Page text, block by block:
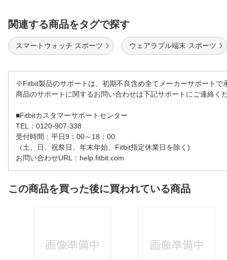
関連する商品をタグで探す
スマートウォッチ スポーツ ウェアラブル端末 スポーツ
※Fitbit製品のサポートは、初期不良含め全てメーカーサポートで
商品のサポートに関するお問い合わせは下記サポートにご連絡く
■Fitbitカスタマーサポートセンター
TEL：0120-907-338
受付時間：平日9：00～18：00
（土、日、祝祭日、年末年始、Fitbit指定休業日を除く)
お問い合わせURL：help.fitbit.com
この商品を買った後に買われている商品